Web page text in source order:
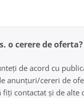
o cerere de oferta?
de acord cu
anunțuri/cereri de
fiți contactat și de alte